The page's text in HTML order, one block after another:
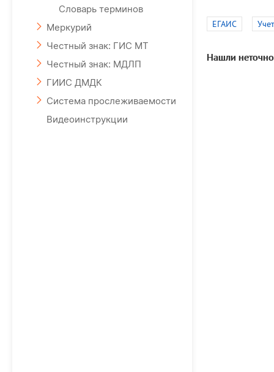
Словарь терминов
Меркурий
Честный знак: ГИС МТ
Честный знак: МДЛП
ГИИС ДМДК
Система прослеживаемости
Видеоинструкции
ЕГАИС
Нашли